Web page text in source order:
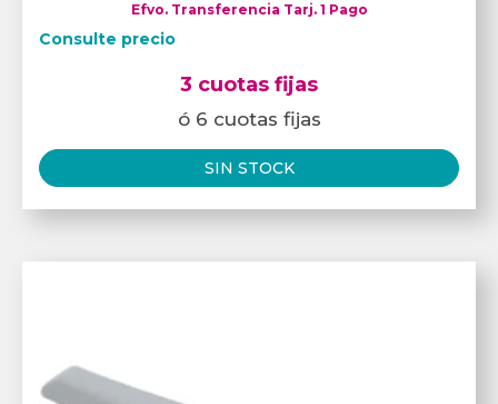
Efvo. Transferencia Tarj. 1 Pago
Consulte precio
3 cuotas fijas
ó 6 cuotas fijas
SIN STOCK